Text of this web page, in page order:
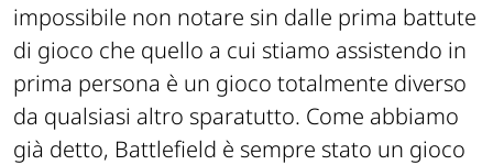
impossibile non notare sin dalle prima battute
di gioco che quello a cui stiamo assistendo in
prima persona è un gioco totalmente diverso
da qualsiasi altro sparatutto. Come abbiamo
già detto, Battlefield è sempre stato un gioco